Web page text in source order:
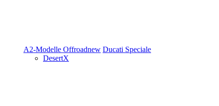
A2-Modelle Offroadnew Ducati Speciale
DesertX